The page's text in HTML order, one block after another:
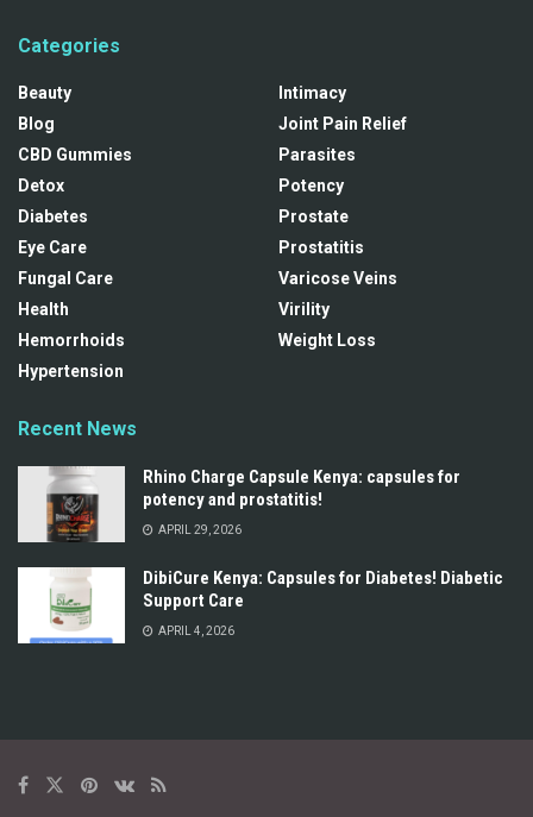
Categories
Beauty
Blog
CBD Gummies
Detox
Diabetes
Eye Care
Fungal Care
Health
Hemorrhoids
Hypertension
Intimacy
Joint Pain Relief
Parasites
Potency
Prostate
Prostatitis
Varicose Veins
Virility
Weight Loss
Recent News
Rhino Charge Capsule Kenya: capsules for
potency and prostatitis!
APRIL 29, 2026
DibiCure Kenya: Capsules for Diabetes! Diabetic
Support Care
APRIL 4, 2026